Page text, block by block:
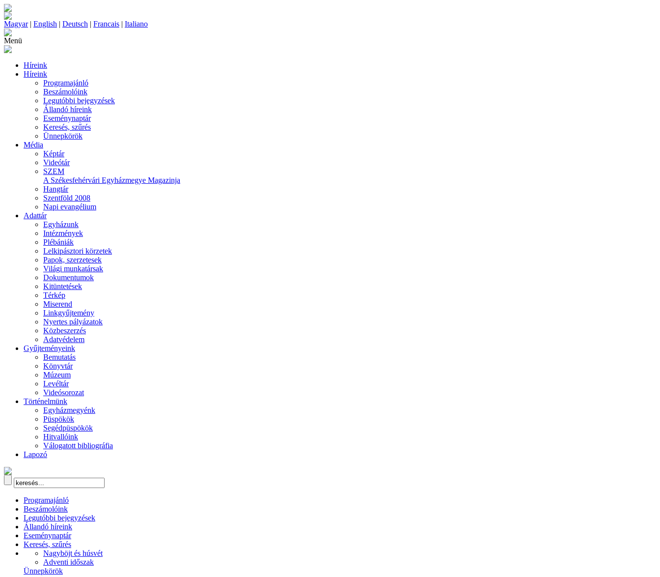
Magyar| English | Deutsch | Francais | Italiano
Menü
Híreink
Híreink
Programajánló
Beszámolóink
Legutóbbi bejegyzések
Állandó híreink
Eseménynaptár
Keresés, szűrés
Ünnepkörök
Média
Képtár
Videótár
SZEM
A Székesfehérvári Egyházmegye Magazinja
Hangtár
Szentföld 2008
Napi evangélium
Adattár
Egyházunk
Intézmények
Plébániák
Lelkipásztori körzetek
Papok, szerzetesek
Világi munkatársak
Dokumentumok
Kitüntetések
Térkép
Miserend
Linkgyűjtemény
Nyertes pályázatok
Közbeszerzés
Adatvédelem
Gyűjteményeink
Bemutatás
Könyvtár
Múzeum
Levéltár
Videósorozat
Történelmünk
Egyházmegyénk
Püspökök
Segédpüspökök
Hitvallóink
Válogatott bibliográfia
Lapozó
Programajánló
Beszámolóink
Legutóbbi bejegyzések
Állandó híreink
Eseménynaptár
Keresés, szűrés
Nagyböjt és húsvét
Adventi időszak
Ünnepkörök